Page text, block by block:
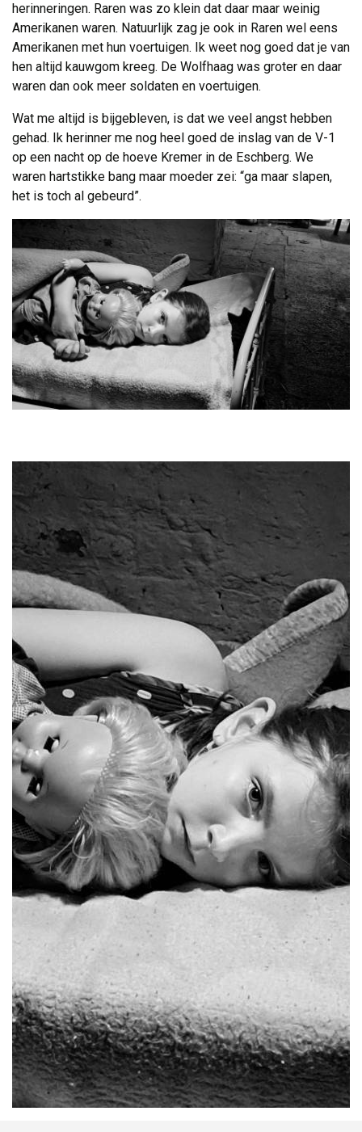
herinneringen. Raren was zo klein dat daar maar weinig
Amerikanen waren. Natuurlijk zag je ook in Raren wel eens
Amerikanen met hun voertuigen. Ik weet nog goed dat je van
hen altijd kauwgom kreeg. De Wolfhaag was groter en daar
waren dan ook meer soldaten en voertuigen.
Wat me altijd is bijgebleven, is dat we veel angst hebben
gehad. Ik herinner me nog heel goed de inslag van de V-1
op een nacht op de hoeve Kremer in de Eschberg. We
waren hartstikke bang maar moeder zei: “ga maar slapen,
het is toch al gebeurd”.